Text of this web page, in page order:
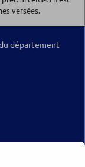
versées.
département